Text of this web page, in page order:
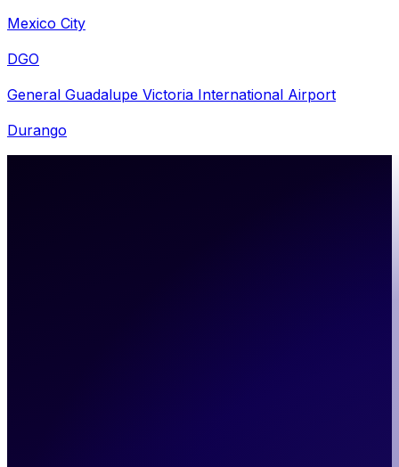
Mexico City
DGO
General Guadalupe Victoria International Airport
Durango